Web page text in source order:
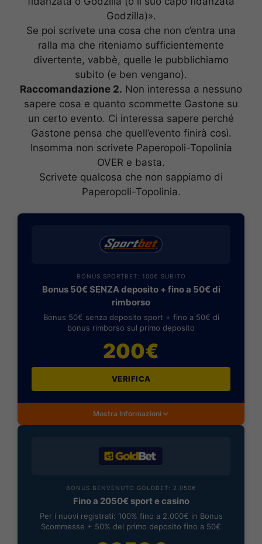
Godzilla)».
Se poi scrivete una cosa che non c’entra una
ralla ma che riteniamo sufficientemente
divertente, vabbè, quelle le pubblichiamo
subito (e ben vengano).
Raccomandazione 2. Non interessa a nessuno
sapere cosa e quanto scommette Gastone su
un certo evento. Ci interessa sapere perché
Gastone pensa che quell’evento finirà così.
Insomma non scrivete Paperopoli-Topolinia
OVER e basta.
Scrivete qualcosa che non sappiamo di
Paperopoli-Topolinia.
BONUS SPORTBET: 100€ SUBITO
Bonus 50€ SENZA deposito + fino a 50€ di
rimborso
Bonus 50€ senza deposito sport + fino a 50€ di
bonus rimborso sul primo deposito
200€
VERIFICA
Mostra Informazioni
BONUS BENVENUTO GOLDBET: 2.050€
Fino a 2050€ sport e casino
Per i nuovi registrati: 100% fino a 2.000€ in Bonus
Scommesse + 50% del primo deposito fino a 50€